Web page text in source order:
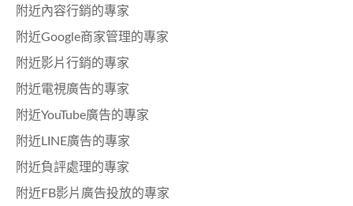
附近內容行銷的專家
附近Google商家管理的專家
附近影片行銷的專家
附近電視廣告的專家
附近YouTube廣告的專家
附近LINE廣告的專家
附近負評處理的專家
附近FB影片廣告投放的專家